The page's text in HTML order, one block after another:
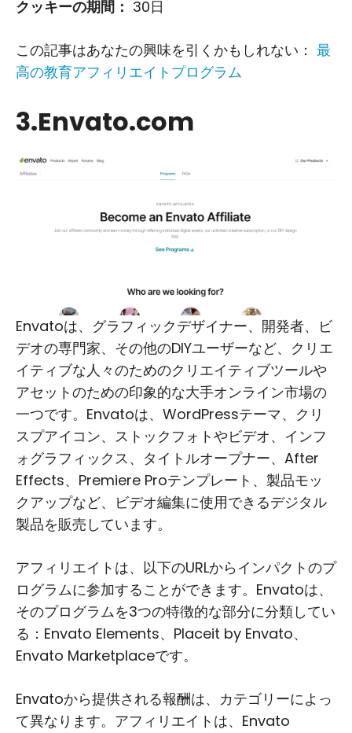
クッキーの期間： 30日
この記事はあなたの興味を引くかもしれない： 最
高の教育アフィリエイトプログラム
3.Envato.com
Envatoは、グラフィックデザイナー、開発者、ビ
デオの専門家、その他のDIYユーザーなど、クリエ
イティブな人々のためのクリエイティブツールや
アセットのための印象的な大手オンライン市場の
一つです。Envatoは、WordPressテーマ、クリ
スプアイコン、ストックフォトやビデオ、インフ
ォグラフィックス、タイトルオープナー、After
Effects、Premiere Proテンプレート、製品モッ
クアップなど、ビデオ編集に使用できるデジタル
製品を販売しています。
アフィリエイトは、以下のURLからインパクトのプ
ログラムに参加することができます。Envatoは、
そのプログラムを3つの特徴的な部分に分類してい
る：Envato Elements、Placeit by Envato、
Envato Marketplaceです。
Envatoから提供される報酬は、カテゴリーによっ
て異なります。アフィリエイトは、Envato